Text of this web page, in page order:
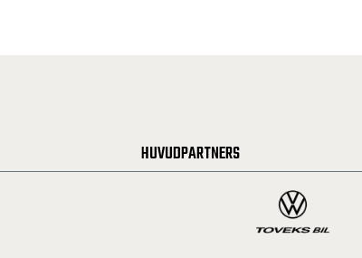
HUVUDPARTNERS